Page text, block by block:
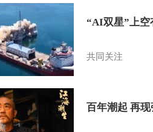
“AI双星”上空
共同关注
百年潮起 再